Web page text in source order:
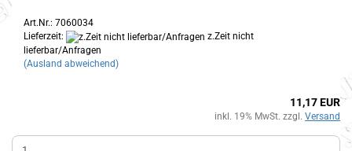
Art.Nr.: 7060034
Lieferzeit:
z.Zeit nicht
lieferbar/Anfragen
(Ausland abweichend)
11,17 EUR
inkl. 19% MwSt. zzgl. Versand